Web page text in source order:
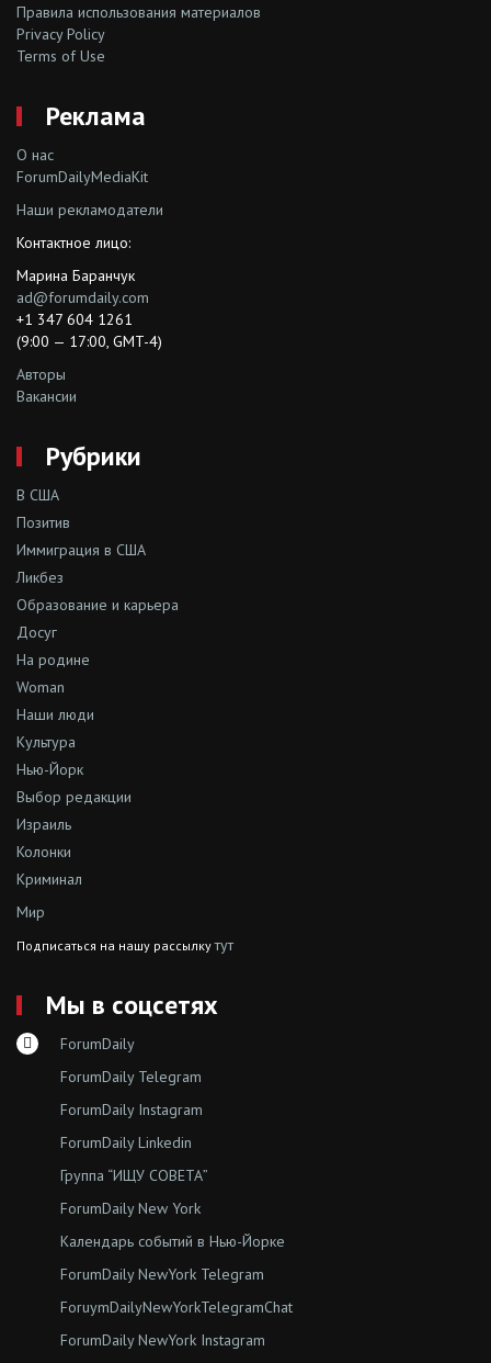
Правила использования материалов
Privacy Policy
Terms of Use
Реклама
О нас
ForumDailyMediaKit
Наши рекламодатели
Контактное лицо:
Марина Баранчук
ad@forumdaily.com
+1 347 604 1261
(9:00 — 17:00, GMT-4)
Авторы
Вакансии
Рубрики
В США
Позитив
Иммиграция в США
Ликбез
Образование и карьера
Досуг
На родине
Woman
Наши люди
Культура
Нью-Йорк
Выбор редакции
Израиль
Колонки
Криминал
Мир
Подписаться на нашу рассылкутут
Мы в соцсетях
ForumDaily
ForumDaily Telegram
ForumDaily Instagram
ForumDaily Linkedin
Группа “ИЩУ СОВЕТА”
ForumDaily New York
Календарь событий в Нью-Йорке
ForumDaily NewYork Telegram
ForuymDailyNewYorkTelegramChat
ForumDaily NewYork Instagram